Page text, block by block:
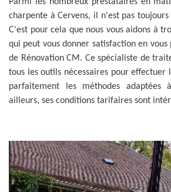
charpente à Cervens, il n'est pas
C'est pour cela que nous vous aidons à
qui peut vous donner satisfaction en vous
de Rénovation CM. Ce spécialiste de
tous les outils nécessaires pour effectuer
parfaitement les méthodes adaptées
ailleurs, ses conditions tarifaires sont